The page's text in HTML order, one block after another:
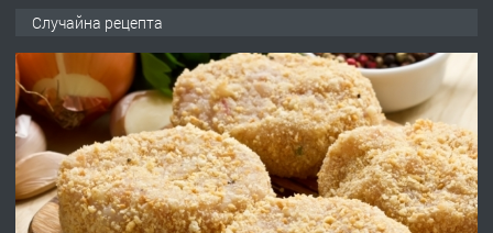
преди 10 месеца
ПРЕДЛАГА
Професионална броячна машина -
със сертификат от ЕЦБ
Случайна рецепта